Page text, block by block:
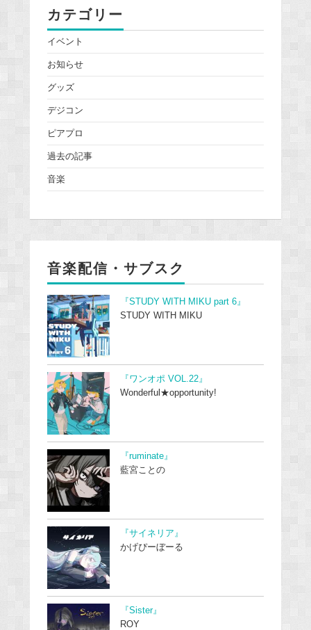
カテゴリー
イベント
お知らせ
グッズ
デジコン
ピアプロ
過去の記事
音楽
音楽配信・サブスク
『STUDY WITH MIKU part 6』
STUDY WITH MIKU
『ワンオポ VOL.22』
Wonderful★opportunity!
『ruminate』
藍宮ことの
『サイネリア』
かげぴーぼーる
『Sister』
ROY